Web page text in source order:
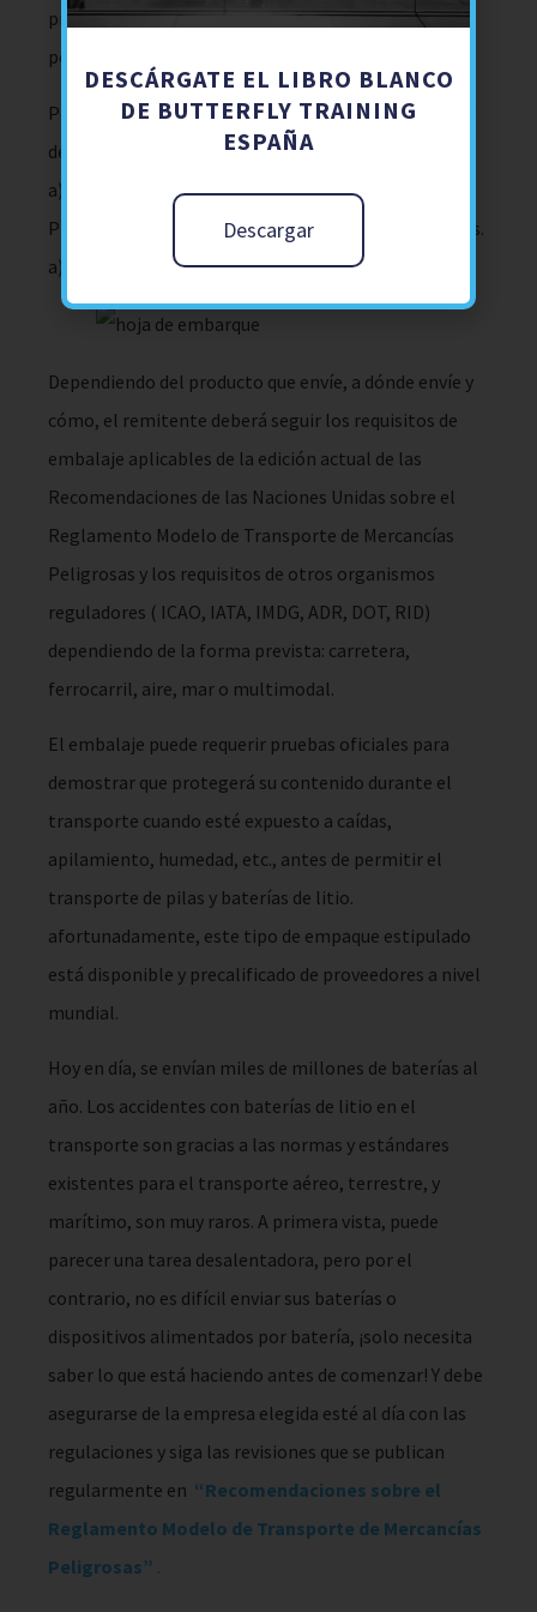
pilas y baterías de litio recargables y no recargables,
por ejemplo;
Pequeñas cantidades de pilas y baterías de metal Li y
de iones de litio.
a). Disposición especial, Capítulo 3.3, 188 (a), (b), etc.
Pilas y baterías de litio cuando se instalan en equipos.
a). Disposición Especial Capítulo 3.3, 188 (e), etc.
Dependiendo del producto que envíe, a dónde envíe y
cómo, el remitente deberá seguir los requisitos de
embalaje aplicables de la edición actual de las
Recomendaciones de las Naciones Unidas sobre el
Reglamento Modelo de Transporte de Mercancías
Peligrosas y los requisitos de otros organismos
reguladores ( ICAO, IATA, IMDG, ADR, DOT, RID)
dependiendo de la forma prevista: carretera,
ferrocarril, aire, mar o multimodal.
El embalaje puede requerir pruebas oficiales para
demostrar que protegerá su contenido durante el
transporte cuando esté expuesto a caídas,
apilamiento, humedad, etc., antes de permitir el
transporte de pilas y baterías de litio.
afortunadamente, este tipo de empaque estipulado
está disponible y precalificado de proveedores a nivel
mundial.
Hoy en día, se envían miles de millones de baterías al
año. Los accidentes con baterías de litio en el
transporte son gracias a las normas y estándares
existentes para el transporte aéreo, terrestre, y
marítimo, son muy raros. A primera vista, puede
parecer una tarea desalentadora, pero por el
contrario, no es difícil enviar sus baterías o
dispositivos alimentados por batería, ¡solo necesita
saber lo que está haciendo antes de comenzar! Y debe
asegurarse de la empresa elegida esté al día con las
regulaciones y siga las revisiones que se publican
regularmente en “Recomendaciones sobre el
Reglamento Modelo de Transporte de Mercancías
Peligrosas” .
DESCÁRGATE EL LIBRO BLANCO
DE BUTTERFLY TRAINING
ESPAÑA
Descargar